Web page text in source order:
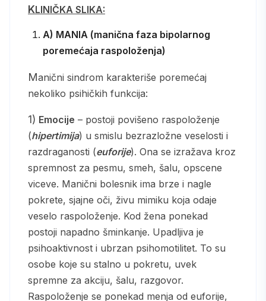
KLINIČKA SLIKA:
A) MANIA (manična faza bipolarnog
poremećaja raspoloženja)
Manični sindrom karakteriše poremećaj
nekoliko psihičkih funkcija:
Emocije – postoji povišeno raspoloženje
(hipertimija) u smislu bezrazložne veselosti i
razdraganosti (euforije). Ona se izražava kroz
spremnost za pesmu, smeh, šalu, opscene
viceve. Manični bolesnik ima brze i nagle
pokrete, sjajne oči, živu mimiku koja odaje
veselo raspoloženje. Kod žena ponekad
postoji napadno šminkanje. Upadljiva je
psihoaktivnost i ubrzan psihomotilitet. To su
osobe koje su stalno u pokretu, uvek
spremne za akciju, šalu, razgovor.
Raspoloženje se ponekad menja od euforije,